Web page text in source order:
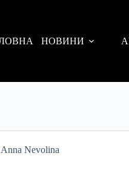
НОВИНИ
Anna Nevolina